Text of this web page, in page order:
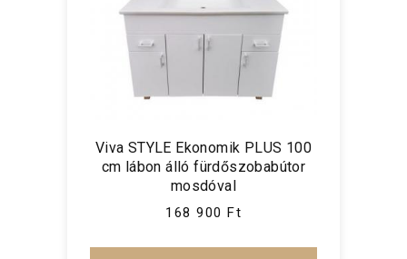
Viva STYLE Ekonomik PLUS 100
cm lábon álló fürdőszobabútor
mosdóval
168 900 Ft